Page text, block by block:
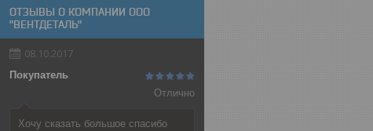
ОТЗЫВЫ О КОМПАНИИ ООО
"ВЕНТДЕТАЛЬ"
08.10.2017
Покупатель
Отлично
Хочу сказать большое спасибо